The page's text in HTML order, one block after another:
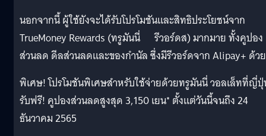
นอกจากนี้ ผู้ใช้ยังจะได้รับโปรโมชันและสิทธิประโยชน์จาก
TrueMoney Rewards (ทรูมันนี่ รีวอร์ดส) มากมาย ทั้งคูปอง
ส่วนลด ดีลส่วนลดและของกำนัล ซึ่งมีรีวอร์ดจาก Alipay+ ด้วย
พิเศษ! โปรโมชันพิเศษสำหรับใช้จ่ายด้วยทรูมันนี่ วอลเล็ทที่ญี่
รับฟรี! คูปองส่วนลดสูงสุด 3,150 เยน* ตั้งแต่วันนี้จนถึง 24
ธันวาคม 2565